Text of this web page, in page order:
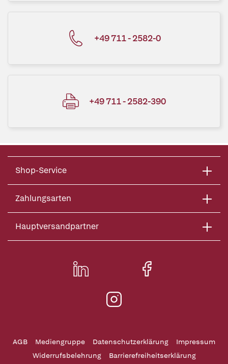
+49 711 - 2582-0
+49 711 - 2582-390
Shop-Service
Zahlungsarten
Hauptversandpartner
AGB Mediengruppe Datenschutzerklärung
Impressum
Widerrufsbelehrung
Barrierefreiheitserklärung